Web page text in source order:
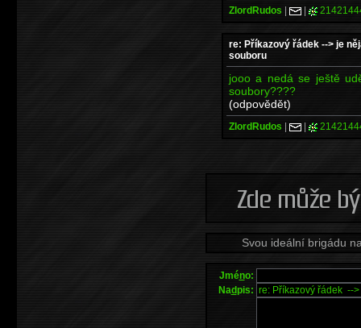
ZlordRudos | |
re: Příkazový řádek --> je
souboru
jooo a nedá se ještě
soubory????
(odpovědět)
ZlordRudos | |
Svou ideální brigádu
Jméno:
Nadpis: